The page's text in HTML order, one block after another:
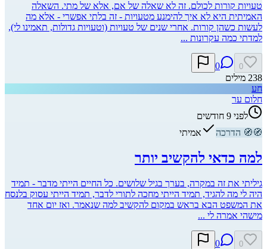
טעויות קורות לכולם. זה לא שאלה של אם, אלא של מתי. השאלה
האמיתית היא לא איך להימנע מטעויות - זה בלתי אפשרי - אלא מה
לעשות כשהן קורות. אחרי שנים של טעויות (וטעויות גדולות, תאמינו לי),
למדתי כמה עקרונות ...
0
0
238 מילים
חע
חלום ער
לפני 9 חודשים
🧭
🧭 הדרכה אמיתי
למה כדאי להקשיב יותר
גיליתי את זה במקרה, בערך בגיל שלושים. כל החיים הייתי מדבר - תמיד
היה לי מה להגיד, תמיד הייתי מחכה לתורי לדבר, תמיד הייתי עסוק בלנסח
את המשפט הבא בראש במקום להקשיב למה שנאמר. ואז יום אחד
מישהי אמרה לי ...
0
0